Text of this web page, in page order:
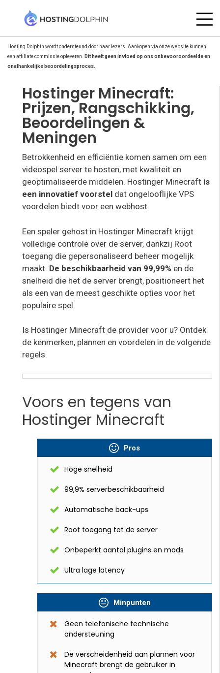
Hosting Dolphin wordt ondersteund door haar lezers. Aankopen via onze website kunnen
een affiliate commissie opleveren.
Dit heeft geen invloed op ons onbevooroordeelde en
onafhankelijke beoordelingsproces.
Hostinger Minecraft:
Prijzen, Rangschikking,
Beoordelingen &
Meningen
Betrokkenheid en efficiëntie komen samen om een
videospel server te hosten, met kwaliteit en
geoptimaliseerde middelen. Hostinger Minecraft is
een innovatief voorstel dat ongelooflijke VPS
voordelen biedt voor een webhost.
Een speler gehost in Hostinger Minecraft krijgt
volledige controle over de server, dankzij Root
toegang die gepersonaliseerd beheer mogelijk
maakt. De beschikbaarheid van 99,99% en de
snelheid die het de server brengt, positioneert het
als een van de meest geschikte opties voor het
populaire spel.
Is Hostinger Minecraft de provider voor u? Ontdek
de kenmerken, plannen en voordelen in de volgende
regels.
Voors en tegens van
Hostinger Minecraft
Pros
Hoge snelheid
99,9% serverbeschikbaarheid
Automatische back-ups
Root toegang tot de server
Onbeperkt aantal plugins en mods
Ultra lage latency
Minpunten
Geen telefonische technische
ondersteuning
De verscheidenheid aan plannen voor
Minecraft brengt de gebruiker in